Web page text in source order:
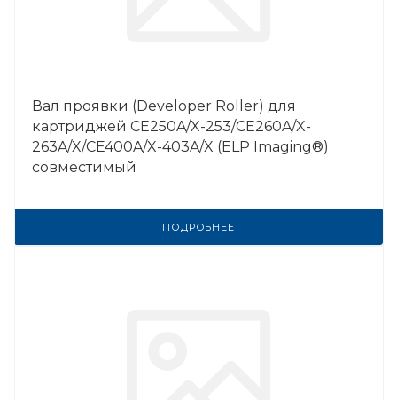
Вал проявки (Developer Roller) для
картриджей CE250A/X-253/CE260A/X-
263A/X/CE400A/X-403A/X (ELP Imaging®)
совместимый
ПОДРОБНЕЕ